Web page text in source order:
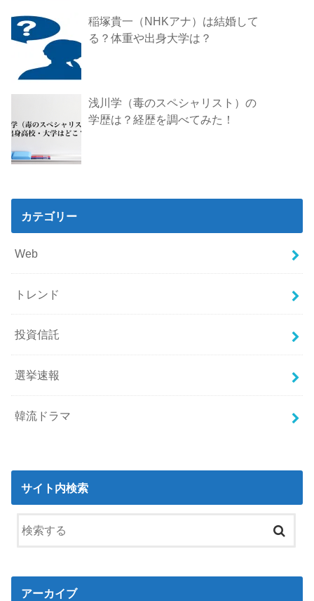
稲塚貴一（NHKアナ）は結婚して
る？体重や出身大学は？
浅川学（毒のスペシャリスト）の
学歴は？経歴を調べてみた！
カテゴリー
Web
トレンド
投資信託
選挙速報
韓流ドラマ
サイト内検索
アーカイブ